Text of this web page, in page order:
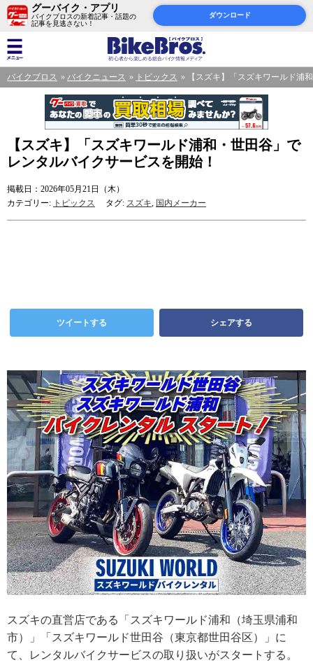
グーバイク・アプリ
バイクブロスの新着記事・話題の
記事を見逃さない！
ダウンロード
バイクブロス バイクニュース トピックス 【スズキ】「スズキワールド浦
【スズキ】「スズキワールド浦和・世田谷」で
レンタルバイクサービスを開始！
掲載日：2026年05月21日（木）
カテゴリー: トピックス タグ: スズキ, 国内メーカー
ツイートする シェアする
スズキの直営店である「スズキワールド浦和（埼玉県浦和
市）」「スズキワールド世田谷（東京都世田谷区）」に
て、レンタルバイクサービスの取り扱いがスタートする。